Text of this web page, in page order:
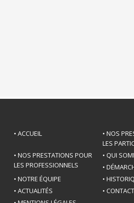
• ACCUEIL
• NOS
LES
• NOS PRESTATIONS POUR
LES PROFESSIONNELS
• QUI
•
• NOTRE ÉQUIPE
•
• ACTUALITÉS
• CONTACT